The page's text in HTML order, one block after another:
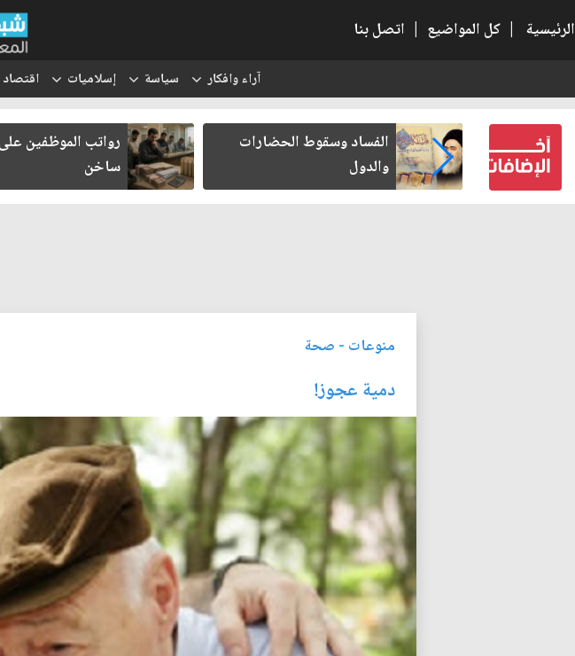
الرئيسية | كل المواضيع | اتصل بنا
آراء وافكار سياسة إسلاميات اقتصاد
الفساد وسقوط الحضارات
والدول
رواتب الموظفين على صفيح
منوعات - صحة
دمية عجوز!